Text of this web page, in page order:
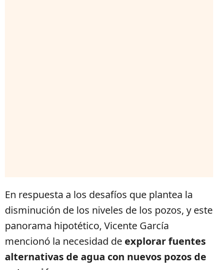
En respuesta a los desafíos que plantea la
disminución de los niveles de los pozos, y este
panorama hipotético, Vicente García
mencionó la necesidad de explorar fuentes
alternativas de agua con nuevos pozos de